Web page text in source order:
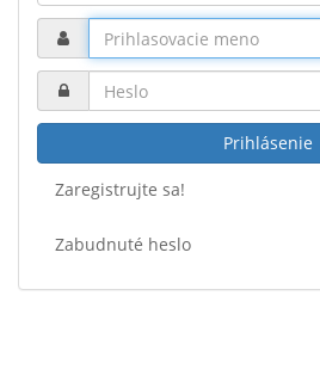
Prihlásenie
Zaregistrujte sa!
Zabudnuté heslo